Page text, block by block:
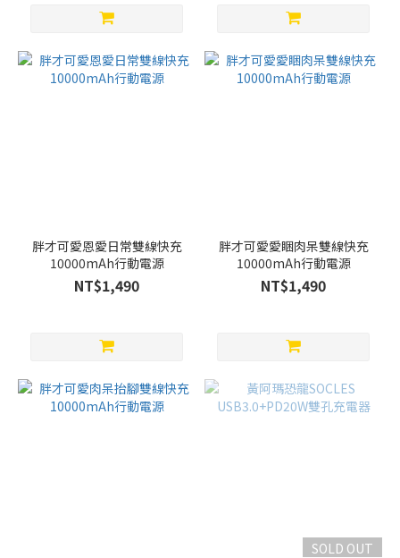
胖才可愛恩愛日常雙線快充
10000mAh行動電源
NT$1,490
胖才可愛愛睏肉呆雙線快充
10000mAh行動電源
NT$1,490
SOLD OUT